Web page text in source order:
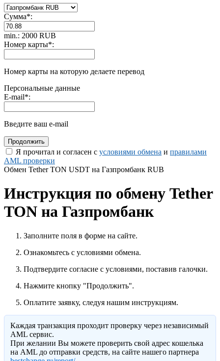
Сумма*:
min.: 2000 RUB
Номер карты*:
Номер карты на которую делаете перевод
Персональные данные
E-mail*:
Введите ваш e-mail
Я прочитал и согласен с условиями обмена и правилами
AML проверки
Обмен Tether TON USDT на Газпромбанк RUB
Инструкция по обмену Tether
TON на Газпромбанк
Заполните поля в форме на сайте.
Ознакомьтесь с условиями обмена.
Подтвердите согласие с условиями, поставив галочки.
Нажмите кнопку "Продолжить".
Оплатите заявку, следуя нашим инструкциям.
Каждая транзакция проходит проверку через независимый
AML сервис.
При желании Вы можете проверить свой адрес кошелька
на AML до отправки средств, на сайте нашего партнера